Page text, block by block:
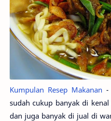
Kumpulan Resep Makanan -
sudah cukup banyak di
dan juga banyak di jual di